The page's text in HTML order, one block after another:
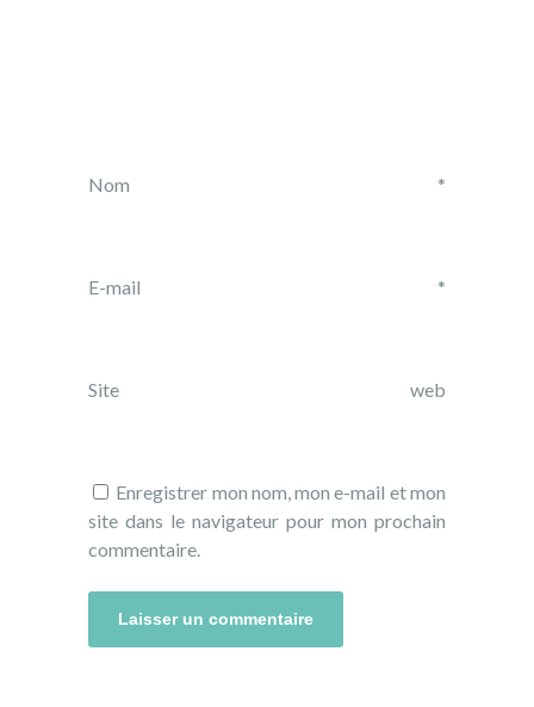
Nom *
E-mail *
Site web
Enregistrer mon nom, mon e-mail et mon
site dans le navigateur pour mon prochain
commentaire.